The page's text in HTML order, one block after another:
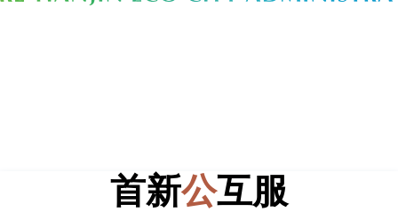
首新公互服